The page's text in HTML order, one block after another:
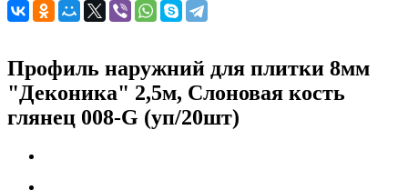
Профиль наружний для плитки 8мм
"Деконика" 2,5м, Слоновая кость
глянец 008-G (уп/20шт)